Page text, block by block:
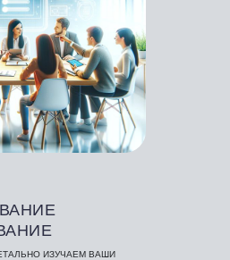
ИЗУЧАЕМ ВАШИ